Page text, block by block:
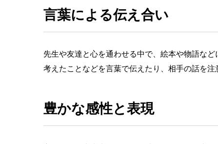
言葉による伝え合い
先生や友達と心を通わせる中で、絵本や物語な
考えたことなどを言葉で伝えたり、相手の話を
豊かな感性と表現